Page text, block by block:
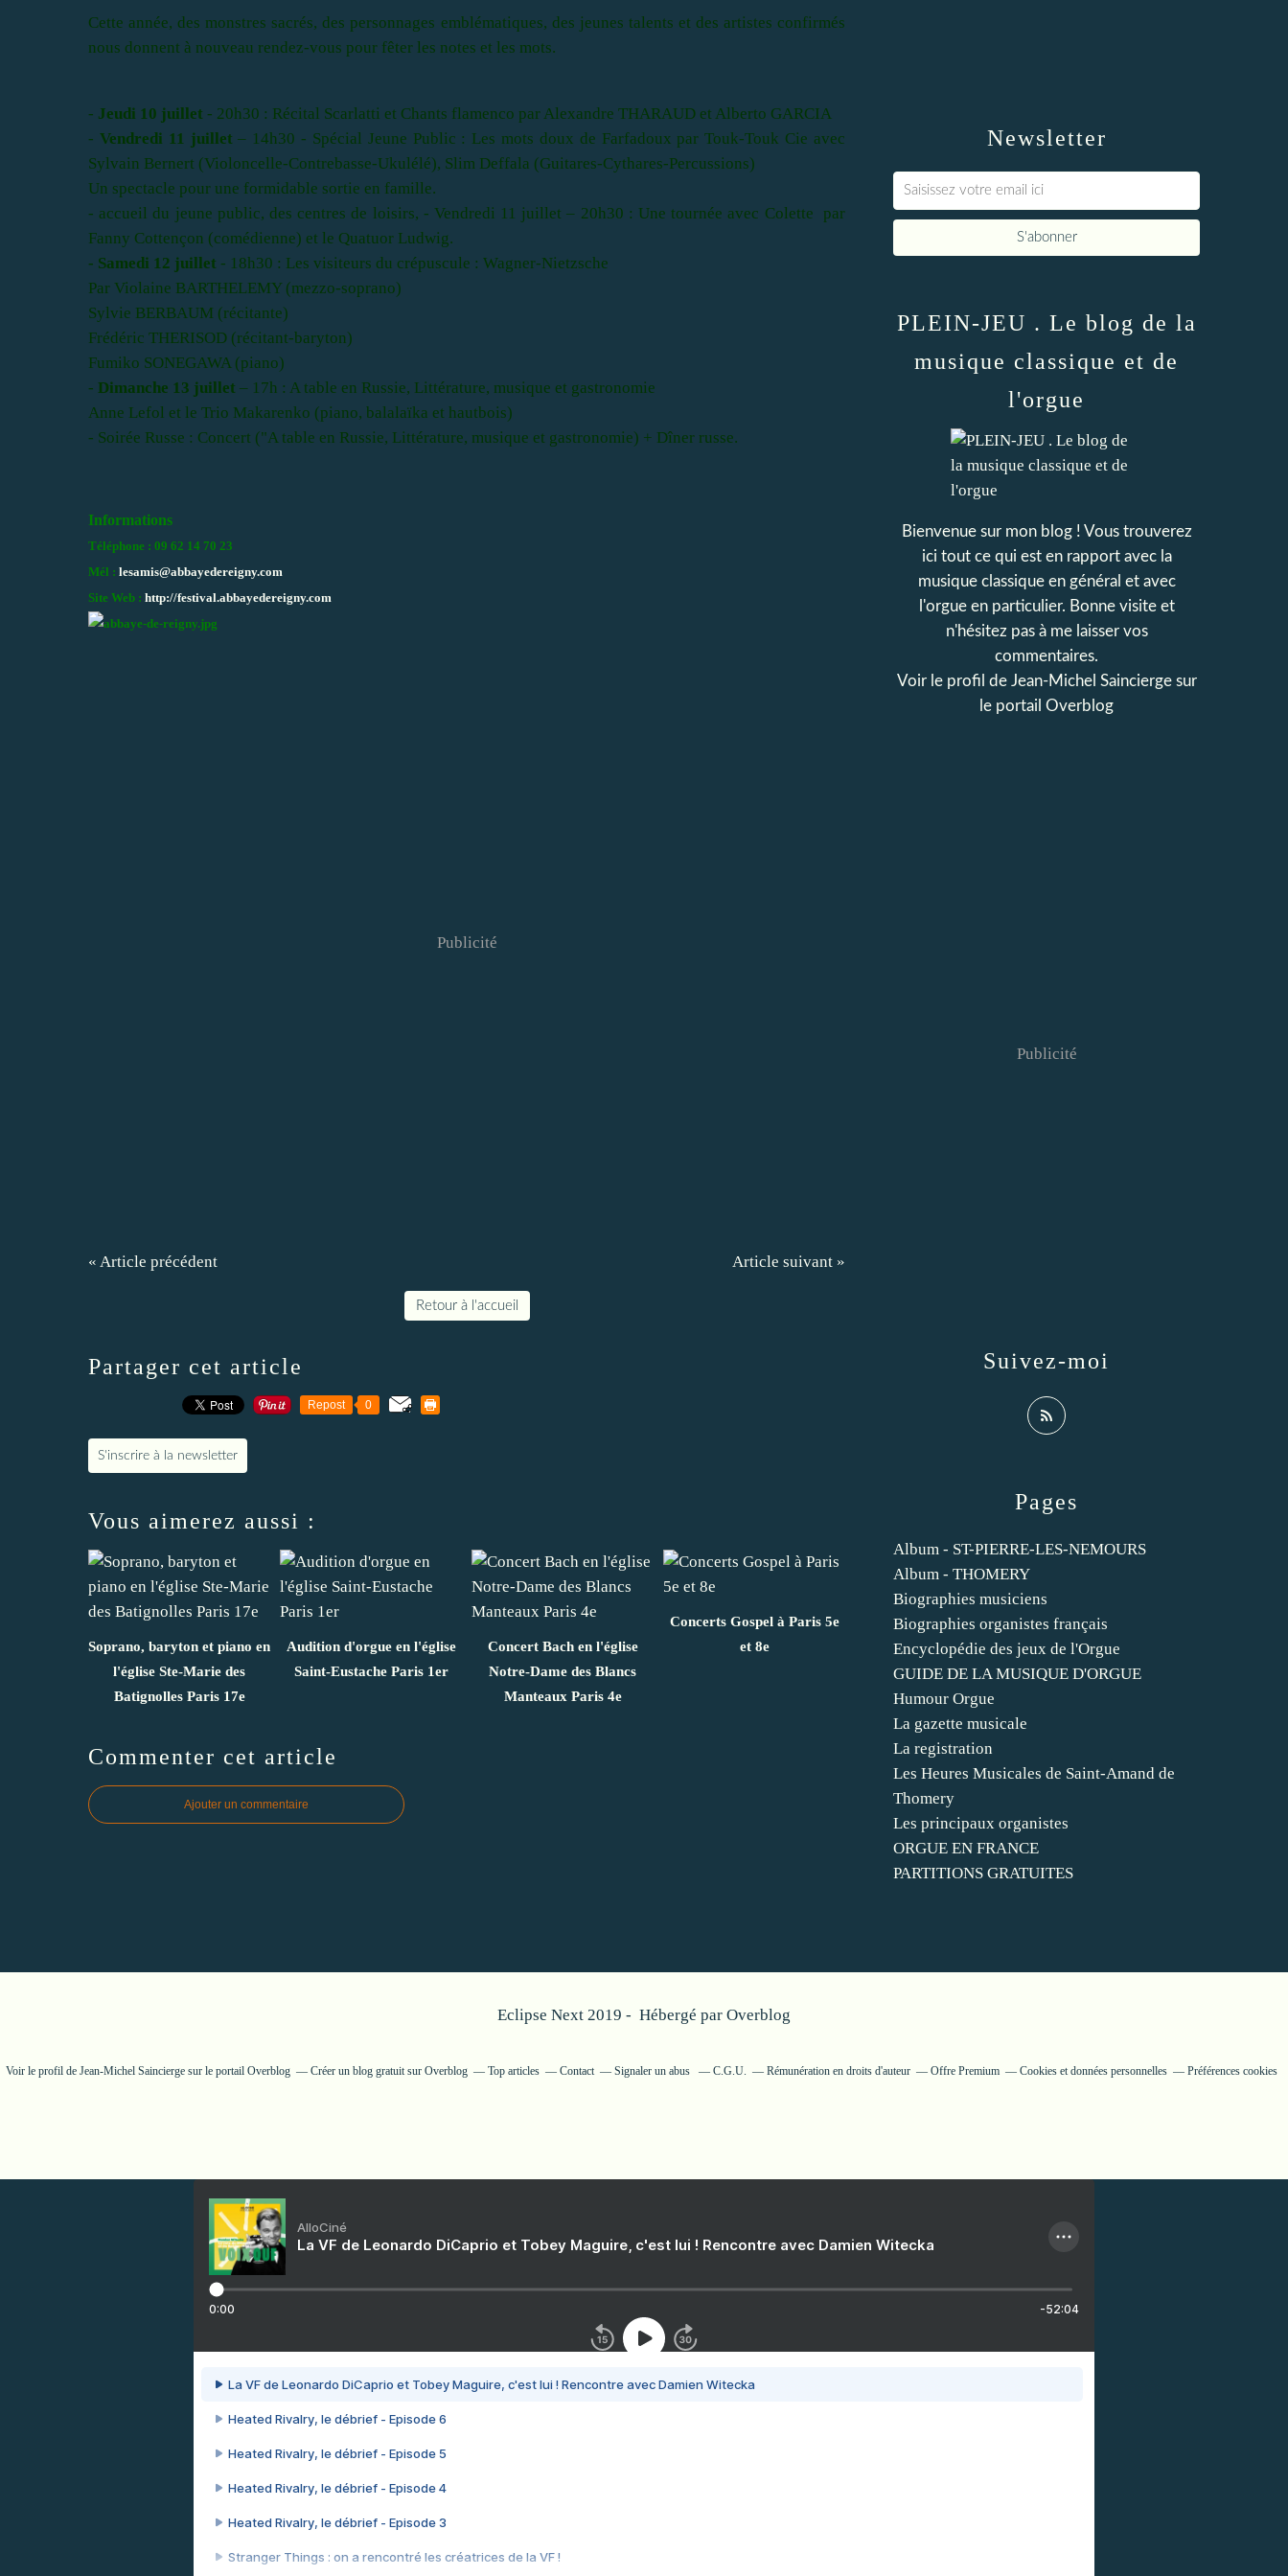
Cette année, des monstres sacrés, des personnages emblématiques, des jeunes talents et des artistes confirmés
nous donnent à nouveau rendez-vous pour fêter les notes et les mots.
- Jeudi 10 juillet - 20h30 : Récital Scarlatti et Chants flamenco par Alexandre THARAUD et Alberto GARCIA
- Vendredi 11 juillet – 14h30 - Spécial Jeune Public : Les mots doux de Farfadoux par Touk-Touk Cie avec
Sylvain Bernert (Violoncelle-Contrebasse-Ukulélé), Slim Deffala (Guitares-Cythares-Percussions)
Un spectacle pour une formidable sortie en famille.
- accueil du jeune public, des centres de loisirs, - Vendredi 11 juillet – 20h30 : Une tournée avec Colette par
Fanny Cottençon (comédienne) et le Quatuor Ludwig.
- Samedi 12 juillet - 18h30 : Les visiteurs du crépuscule : Wagner-Nietzsche
Par Violaine BARTHELEMY (mezzo-soprano)
Sylvie BERBAUM (récitante)
Frédéric THERISOD (récitant-baryton)
Fumiko SONEGAWA (piano)
- Dimanche 13 juillet – 17h : A table en Russie, Littérature, musique et gastronomie
Anne Lefol et le Trio Makarenko (piano, balalaïka et hautbois)
- Soirée Russe : Concert ("A table en Russie, Littérature, musique et gastronomie) + Dîner russe.
Informations
Téléphone : 09 62 14 70 23
Mél : lesamis@abbayedereigny.com
Site Web : http://festival.abbayedereigny.com
Publicité
« Article précédent Article suivant »
Retour à l'accueil
Partager cet article
Repost 0
S'inscrire à la newsletter
Vous aimerez aussi :
Soprano, baryton et piano en
l'église Ste-Marie des
Batignolles Paris 17e
Audition d'orgue en l'église
Saint-Eustache Paris 1er
Concert Bach en l'église
Notre-Dame des Blancs
Manteaux Paris 4e
Concerts Gospel à Paris 5e
et 8e
Commenter cet article
Ajouter un commentaire
Newsletter
Pages
Album - ST-PIERRE-LES-NEMOURS
Album - THOMERY
Biographies musiciens
Biographies organistes français
Encyclopédie des jeux de l'Orgue
GUIDE DE LA MUSIQUE D'ORGUE
Humour Orgue
La gazette musicale
La registration
Les Heures Musicales de Saint-Amand de
Thomery
Les principaux organistes
ORGUE EN FRANCE
PARTITIONS GRATUITES
PLEIN-JEU . Le blog de la
musique classique et de
l'orgue
Bienvenue sur mon blog ! Vous trouverez
ici tout ce qui est en rapport avec la
musique classique en général et avec
l'orgue en particulier. Bonne visite et
n'hésitez pas à me laisser vos
commentaires.
Voir le profil de Jean-Michel Sainciergesur
le portail Overblog
Suivez-moi
Publicité
Eclipse Next 2019 - Hébergé par Overblog
Voir le profil de Jean-Michel Sainciergesur le portail Overblog Créer un blog gratuit sur Overblog Top articles Contact Signaler un abus C.G.U. Rémunération en droits d'auteur Offre Premium Cookies et données personnelles Préférences cookies
AlloCiné
La VF de Leonardo DiCaprio et Tobey Maguire, c'est lui ! Rencontre avec Damien Witecka
0:00 -52:04
La VF de Leonardo DiCaprio et Tobey Maguire, c'est lui ! Rencontre avec Damien Witecka
Heated Rivalry, le débrief - Episode 6
Heated Rivalry, le débrief - Episode 5
Heated Rivalry, le débrief - Episode 4
Heated Rivalry, le débrief - Episode 3
Stranger Things : on a rencontré les créatrices de la VF !